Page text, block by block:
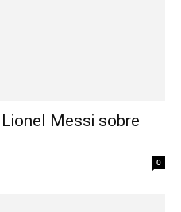
Messi sobre
0